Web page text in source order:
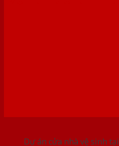
Dự án cửa nhà vệ sinh